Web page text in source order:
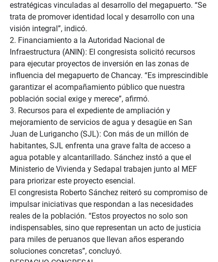
estratégicas vinculadas al desarrollo del megapuerto. “Se
trata de promover identidad local y desarrollo con una
visión integral”, indicó.
2. Financiamiento a la Autoridad Nacional de
Infraestructura (ANIN): El congresista solicitó recursos
para ejecutar proyectos de inversión en las zonas de
influencia del megapuerto de Chancay. “Es imprescindible
garantizar el acompañamiento público que nuestra
población social exige y merece”, afirmó.
3. Recursos para el expediente de ampliación y
mejoramiento de servicios de agua y desagüe en San
Juan de Lurigancho (SJL): Con más de un millón de
habitantes, SJL enfrenta una grave falta de acceso a
agua potable y alcantarillado. Sánchez instó a que el
Ministerio de Vivienda y Sedapal trabajen junto al MEF
para priorizar este proyecto esencial.
El congresista Roberto Sánchez reiteró su compromiso de
impulsar iniciativas que respondan a las necesidades
reales de la población. “Estos proyectos no solo son
indispensables, sino que representan un acto de justicia
para miles de peruanos que llevan años esperando
soluciones concretas”, concluyó.